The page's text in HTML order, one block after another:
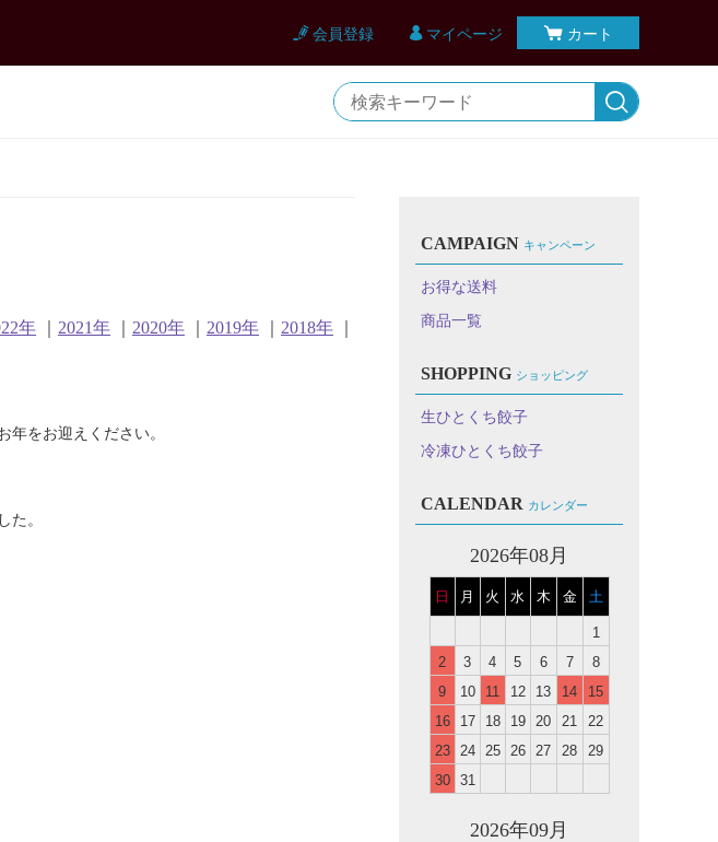
会員登録 マイページ カート
年 2021年 2020年 2019年 2018年
をお迎えください。
た。
CAMPAIGN キャンペーン
お得な送料
商品一覧
SHOPPING ショッピング
生ひとくち餃子
冷凍ひとくち餃子
CALENDAR カレンダー
2026年08月
日 月 火 水 木 金 土
1
2
3 4 5 6 7
8
9
10 11 12 13 14
15
16
17 18 19 20 21
22
23
24 25 26 27 28
29
30
31
2026年09月